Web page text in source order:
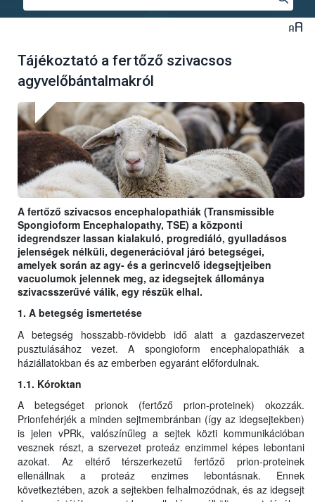
Tájékoztató a fertőző szivacsos
agyvelőbántalmakról
A fertőző szivacsos encephalopathiák (Transmissible
Spongioform Encephalopathy, TSE) a központi
idegrendszer lassan kialakuló, progrediáló, gyulladásos
jelenségek nélküli, degenerációval járó betegségei,
amelyek során az agy- és a gerincvelő idegsejtjeiben
vacuolumok jelennek meg, az idegsejtek állománya
szivacsszerűvé válik, egy részük elhal.
1. A betegség ismertetése
A betegség hosszabb-rövidebb idő alatt a gazdaszervezet
pusztulásához vezet. A spongioform encephalopathiák a
háziállatokban és az emberben egyaránt előfordulnak.
1.1. Kóroktan
A betegséget prionok (fertőző prion-proteinek) okozzák.
Prionfehérjék a minden sejtmembránban (így az idegsejtekben)
is jelen vPRk, valószínűleg a sejtek közti kommunikációban
vesznek részt, a szervezet proteáz enzimmel képes lebontani
azokat. Az eltérő térszerkezetű fertőző prion-proteinek
ellenállnak a proteáz enzimes lebontásnak. Ennek
következtében, azok a sejtekben felhalmozódnak, és az idegsejt